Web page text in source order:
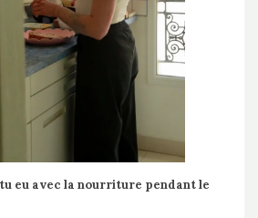
eu avec la nourriture pendant le